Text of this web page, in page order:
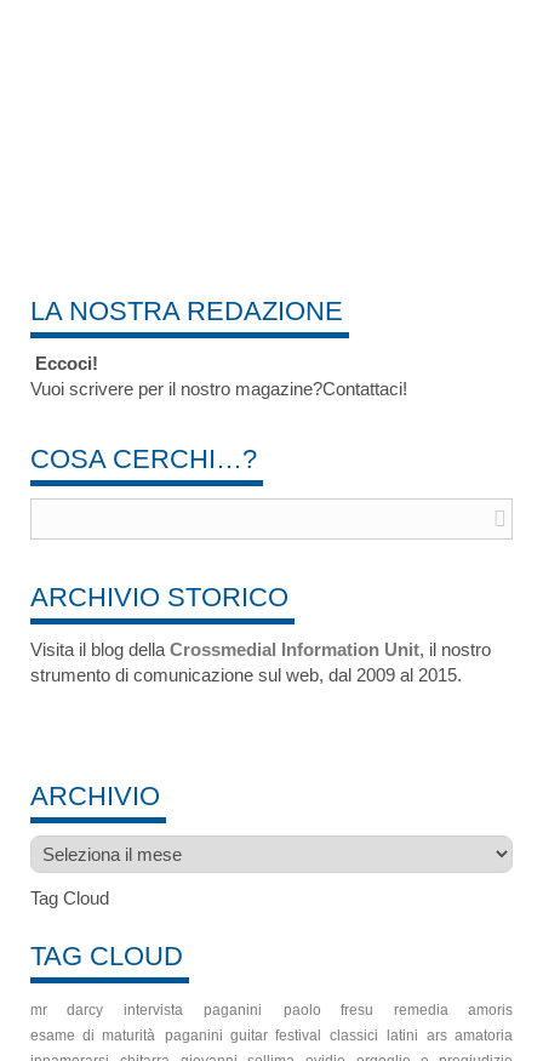
LA NOSTRA REDAZIONE
Eccoci!
Vuoi scrivere per il nostro magazine?Contattaci!
COSA CERCHI…?
ARCHIVIO STORICO
Visita il blog della Crossmedial Information Unit, il nostro
strumento di comunicazione sul web, dal 2009 al 2015.
ARCHIVIO
Archivio
Tag Cloud
TAG CLOUD
mr darcy intervista paganini paolo fresu
remedia amoris
esame di maturità paganini guitar festival classici latini ars amatoria